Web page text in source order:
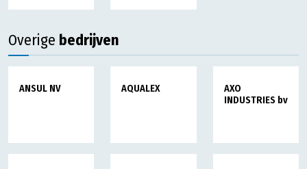
Overige bedrijven
ANSUL NV AQUALEX
AXO
INDUSTRIES bv